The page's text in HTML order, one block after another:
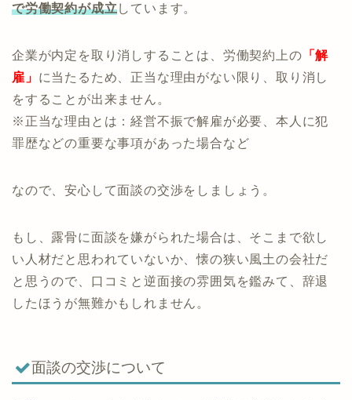
で労働契約が成立しています。
企業が内定を取り消しすることは、労働契約上の 「解
雇」 に当たるため、正当な理由がない限り、取り消し
をすることが出来ません。
※正当な理由とは：経営不振で解雇が必要、本人に犯
罪歴などの重要な事項があった場合など
なので、安心して面談の交渉をしましょう。
もし、露骨に面談を嫌がられた場合は、そこまで欲し
い人材だと思われていないか、懐の狭い風土の会社だ
と思うので、口コミと逆面接の雰囲気を鑑みて、辞退
したほうが無難かもしれません。
面談の交渉について